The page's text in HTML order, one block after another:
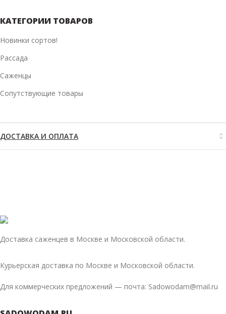
КАТЕГОРИИ ТОВАРОВ
Новинки сортов!
Рассада
Саженцы
Сопутствующие товары
ДОСТАВКА И ОПЛАТА
Доставка саженцев в Москве и Московской области.
Курьерская доставка по Москве и Московской области.
Для коммерческих предложений — почта: Sadowodam@mail.ru